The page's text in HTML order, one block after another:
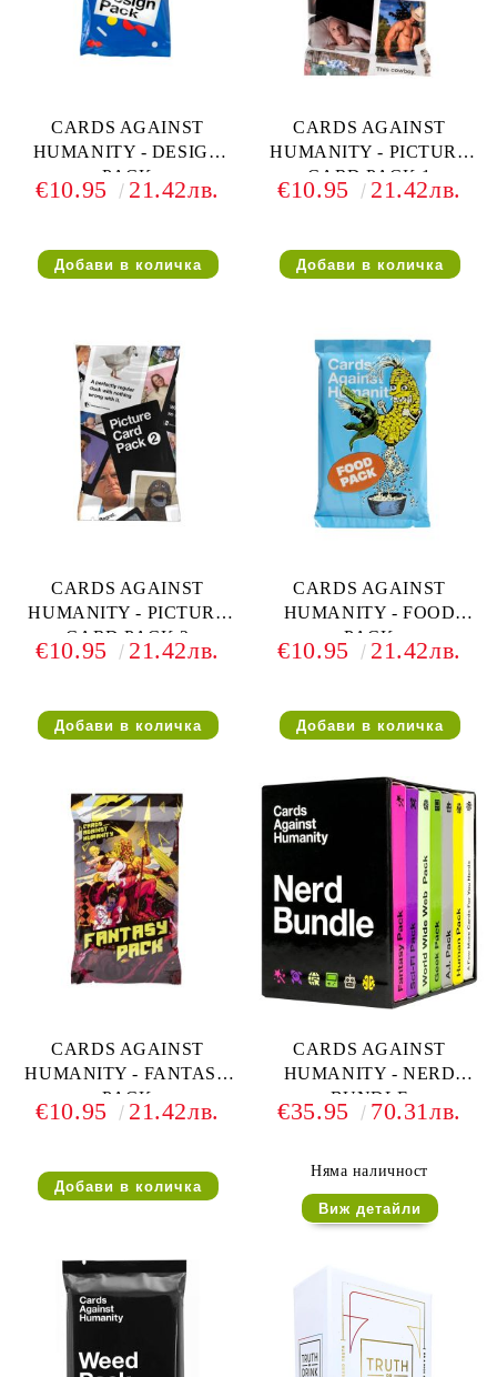
CARDS AGAINST
HUMANITY - DESIGN
PACK
€10.95 21.42лв.
CARDS AGAINST
HUMANITY - PICTURE
CARD PACK 1
€10.95 21.42лв.
CARDS AGAINST
HUMANITY - PICTURE
CARD PACK 2
€10.95 21.42лв.
CARDS AGAINST
HUMANITY - FOOD
PACK
€10.95 21.42лв.
CARDS AGAINST
HUMANITY - FANTASY
PACK
€10.95 21.42лв.
CARDS AGAINST
HUMANITY - NERD
BUNDLE
€35.95 70.31лв.
Няма наличност
Виж детайли